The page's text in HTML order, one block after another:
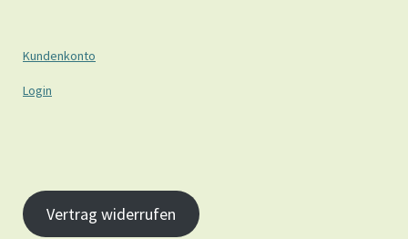
Kundenkonto
Login
Vertrag widerrufen